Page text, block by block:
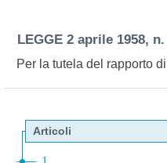
LEGGE 2 aprile 1958, n.
Per la tutela del rapporto